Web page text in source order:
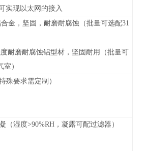
实现以太网的接入
金，坚固，耐磨耐腐蚀（批量可选配31
耐磨耐腐蚀铝型材，坚固耐用（批量可
）
殊要求需定制）
（湿度>90%RH，凝露可配过滤器）